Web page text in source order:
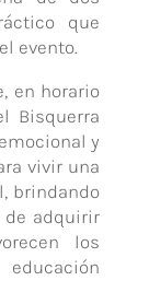
que
evento.
en horario
Bisquerra
y
vivir una
brindando
de adquirir
los